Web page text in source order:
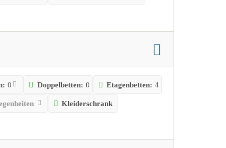
0 Doppelbetten: 0 Etagenbetten: 4
Kleiderschrank